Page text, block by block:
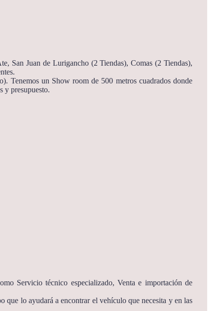
San Juan de Lurigancho (2 Tiendas), Comas (2 Tiendas),
Tenemos un Show room de 500 metros cuadrados donde
y presupuesto.
Servicio técnico especializado, Venta e importación de
que lo ayudará a encontrar el vehículo que necesita y en las